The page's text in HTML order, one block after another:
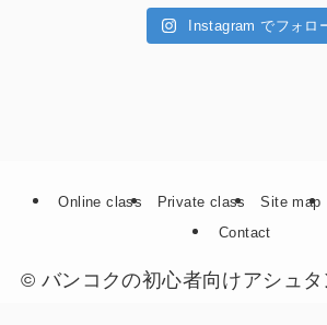
Instagram でフォロ
Online class Private class Site map
Contact
© バンコクの初心者向けアシュ